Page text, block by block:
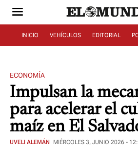
INICIO VEHÍCULOS EDITORIAL
ECONOMÍA
Impulsan la
para acelerar el
maíz en El
UVELI ALEMÁN MIÉRCOLES 3, JUNIO 2026 -